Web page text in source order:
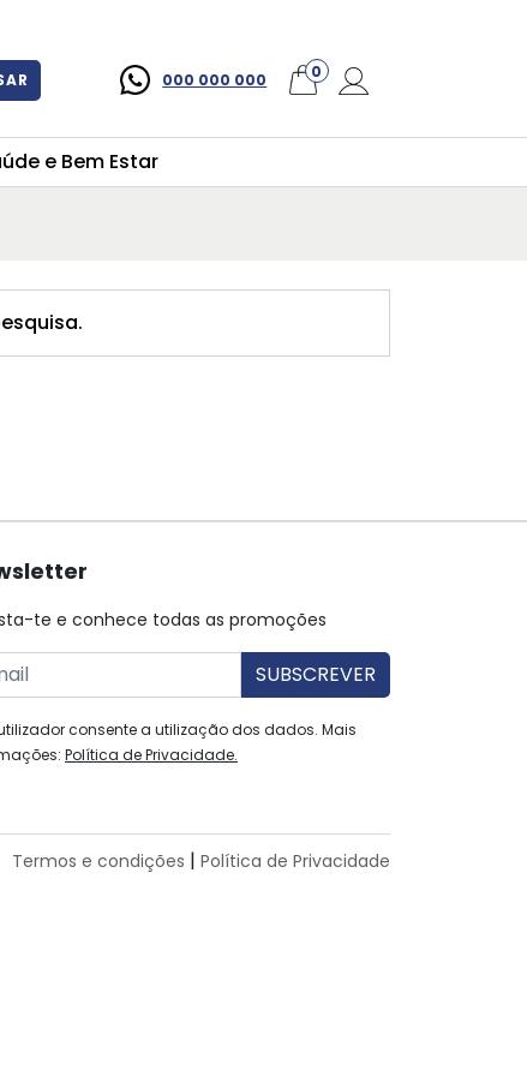
000 000 000 0
e Bem Estar
te e conhece todas as promoções
consente a utilização dos dados. Mais
Política de Privacidade.
Termos e condições | Política de Privacidade